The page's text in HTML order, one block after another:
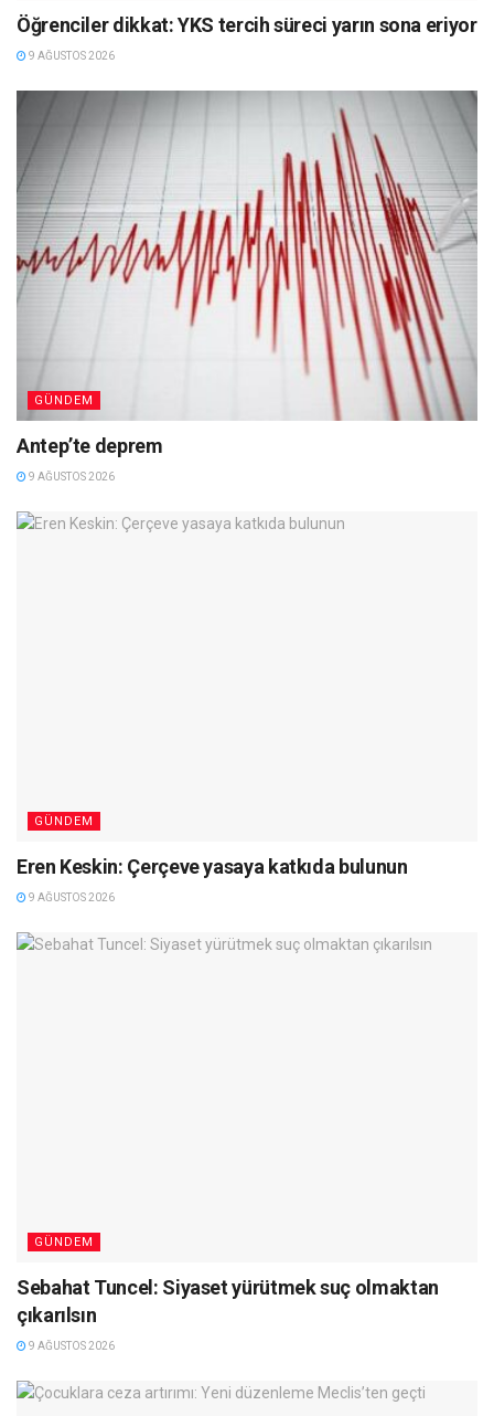
Öğrenciler dikkat: YKS tercih süreci yarın sona eriyor
9 AĞUSTOS 2026
GÜNDEM
Antep’te deprem
9 AĞUSTOS 2026
GÜNDEM
Eren Keskin: Çerçeve yasaya katkıda bulunun
9 AĞUSTOS 2026
GÜNDEM
Sebahat Tuncel: Siyaset yürütmek suç olmaktan
çıkarılsın
9 AĞUSTOS 2026